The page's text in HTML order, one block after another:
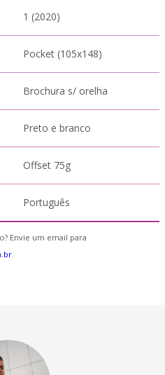
1 (2020)
Pocket (105x148)
Brochura s/ orelha
Preto e branco
Offset 75g
Português
Envie um email para